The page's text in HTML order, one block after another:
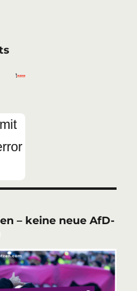
– keine neue AfD-